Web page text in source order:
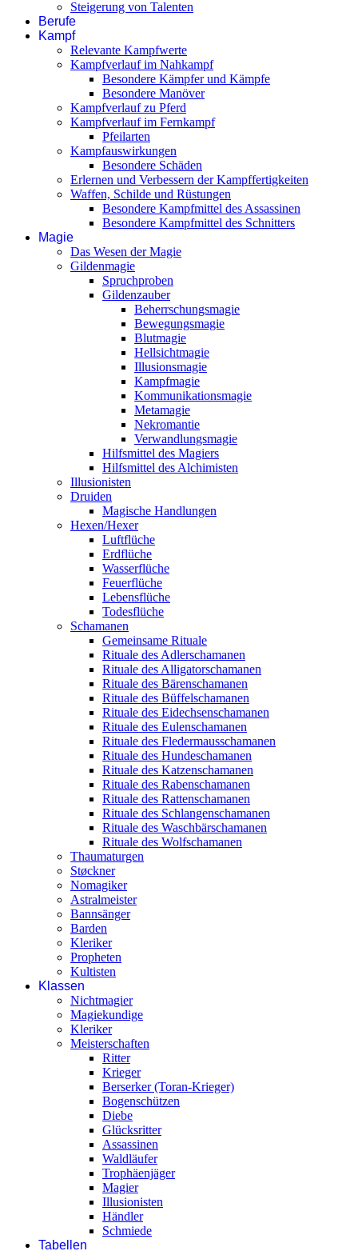
Steigerung von Talenten
Berufe
Kampf
Relevante Kampfwerte
Kampfverlauf im Nahkampf
Besondere Kämpfer und Kämpfe
Besondere Manöver
Kampfverlauf zu Pferd
Kampfverlauf im Fernkampf
Pfeilarten
Kampfauswirkungen
Besondere Schäden
Erlernen und Verbessern der Kampffertigkeiten
Waffen, Schilde und Rüstungen
Besondere Kampfmittel des Assassinen
Besondere Kampfmittel des Schnitters
Magie
Das Wesen der Magie
Gildenmagie
Spruchproben
Gildenzauber
Beherrschungsmagie
Bewegungsmagie
Blutmagie
Hellsichtmagie
Illusionsmagie
Kampfmagie
Kommunikationsmagie
Metamagie
Nekromantie
Verwandlungsmagie
Hilfsmittel des Magiers
Hilfsmittel des Alchimisten
Illusionisten
Druiden
Magische Handlungen
Hexen/Hexer
Luftflüche
Erdflüche
Wasserflüche
Feuerflüche
Lebensflüche
Todesflüche
Schamanen
Gemeinsame Rituale
Rituale des Adlerschamanen
Rituale des Alligatorschamanen
Rituale des Bärenschamanen
Rituale des Büffelschamanen
Rituale des Eidechsenschamanen
Rituale des Eulenschamanen
Rituale des Fledermausschamanen
Rituale des Hundeschamanen
Rituale des Katzenschamanen
Rituale des Rabenschamanen
Rituale des Rattenschamanen
Rituale des Schlangenschamanen
Rituale des Waschbärschamanen
Rituale des Wolfschamanen
Thaumaturgen
Støckner
Nomagiker
Astralmeister
Bannsänger
Barden
Kleriker
Propheten
Kultisten
Klassen
Nichtmagier
Magiekundige
Kleriker
Meisterschaften
Ritter
Krieger
Berserker (Toran-Krieger)
Bogenschützen
Diebe
Glücksritter
Assassinen
Waldläufer
Trophäenjäger
Magier
Illusionisten
Händler
Schmiede
Tabellen